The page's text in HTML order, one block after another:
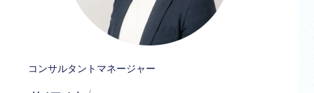
コンサルタントマネージャー